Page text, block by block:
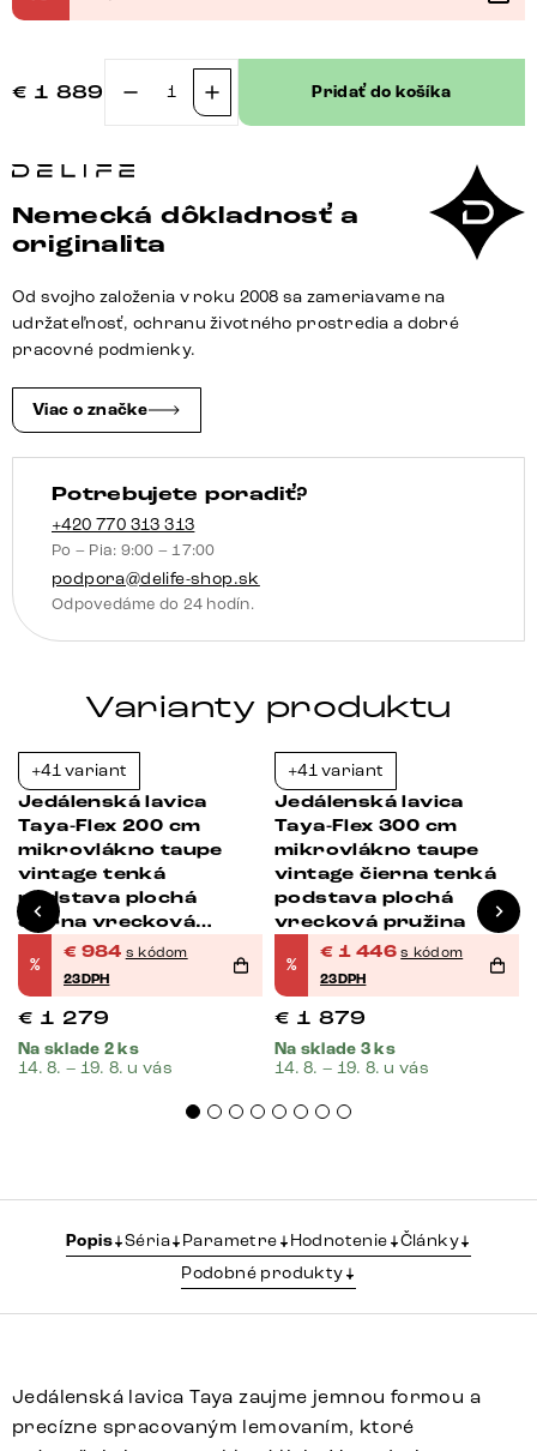
€ 1 889
množstvo
lavica
Flex
300
cm
mikrovlákno
béžová
krížová
podstava
hranatá
nerezová
oceľ
vrecková
pružina
Pridať do košíka
Nemecká dôkladnosť a
originalita
Od svojho založenia v roku 2008 sa zameriavame na
udržateľnosť, ochranu životného prostredia a dobré
pracovné podmienky.
Viac o značke
Potrebujete poradiť?
+420 770 313 313
Po – Pia: 9:00 – 17:00
podpora@delife-shop.sk
Odpovedáme do 24 hodín.
Varianty produktu
+41 variant
Jedálenská lavica
Taya-Flex 200 cm
mikrovlákno taupe
vintage tenká
podstava plochá
čierna vrecková
pružina
%
€ 984 s kódom
23DPH
€ 1 279
Na sklade 2 ks
14. 8. – 19. 8. u vás
+41 variant
Jedálenská lavica
Taya-Flex 300 cm
mikrovlákno taupe
vintage čierna tenká
podstava plochá
vrecková pružina
%
€ 1 446 s kódom
23DPH
€ 1 879
Na sklade 3 ks
14. 8. – 19. 8. u vás
Popis Séria Parametre Hodnotenie
Články
Podobné produkty
Jedálenská lavica Taya zaujme jemnou formou a
precízne spracovaným lemovaním, ktoré